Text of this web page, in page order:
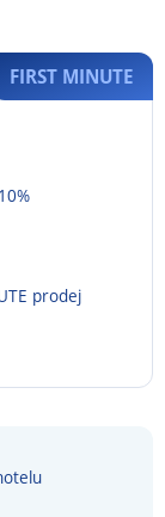
prodej
FIRST MINUTE